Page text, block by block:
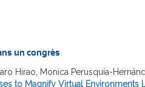
un congrès
Hirao, Monica Perusquía-
to Magnify Virtual